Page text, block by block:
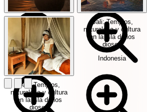
Bali: Templos,
naturaleza y cultura
en la isla de los
dioses
Indonesia
Bali: Templos,
naturaleza y cultura
en la isla de los
dioses
Indonesia
Bali: Templos,
naturaleza y cultura
en la isla de los
dioses